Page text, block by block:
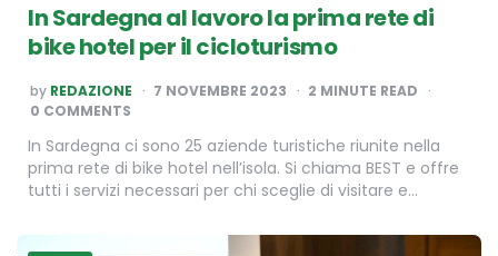
In Sardegna al lavoro la prima rete di
bike hotel per il cicloturismo
POSTED
BY
by REDAZIONE 7 NOVEMBRE 2023 2 MINUTE READ
0 COMMENTS
In Sardegna ci sono 25 aziende turistiche riunite nella
prima rete di bike hotel nell’isola. Si chiama BEST e offre
tutti i servizi necessari per chi sceglie di visitare e…